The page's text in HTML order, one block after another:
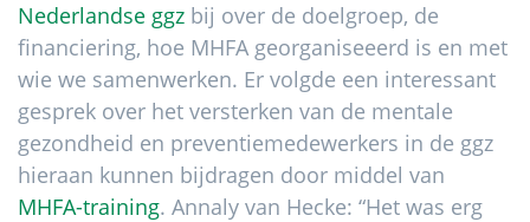
Nederlandse ggz bij over de doelgroep, de
financiering, hoe MHFA georganiseeerd is en met
wie we samenwerken. Er volgde een interessant
gesprek over het versterken van de mentale
gezondheid en preventiemedewerkers in de ggz
hieraan kunnen bijdragen door middel van
MHFA-training. Annaly van Hecke: “Het was erg